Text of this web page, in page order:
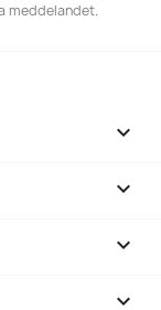
meddelandet.



keyboard_arrow_down